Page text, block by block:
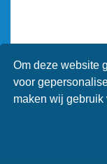
Om deze website
voor
maken wij
© Animaatjes.nl